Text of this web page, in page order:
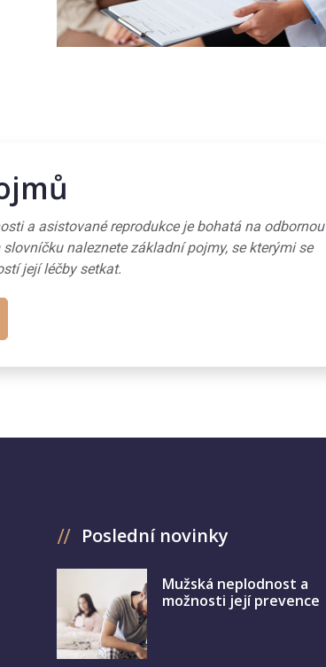
a asistované reprodukce je bohatá na odbornou
naleznete základní pojmy, se kterými se
její léčby setkat.
Poslední novinky
Mužská neplodnost a
možnosti její prevence